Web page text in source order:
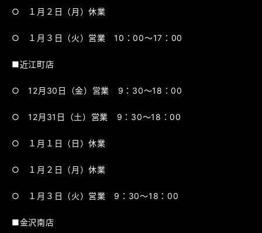
○ １月２日（月）休業
○ １月３日（火）営業 10：00～17：00
■近江町店
○ 12月30日（金）営業 9：30～18：00
○ 12月31日（土）営業 9：30～18：00
○ １月１日（日）休業
○ １月２日（月）休業
○ １月３日（火）営業 9：30～18：00
■金沢南店